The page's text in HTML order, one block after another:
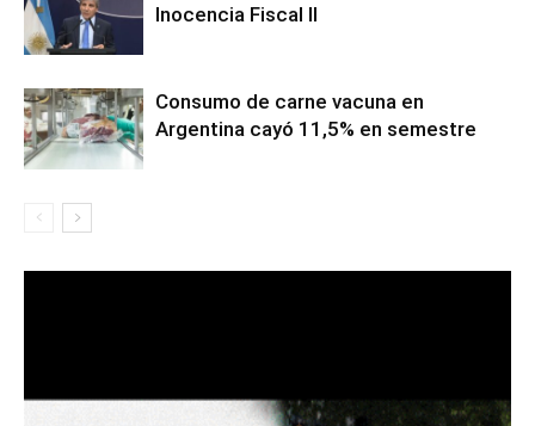
Inocencia Fiscal II
Consumo de carne vacuna en
Argentina cayó 11,5% en semestre